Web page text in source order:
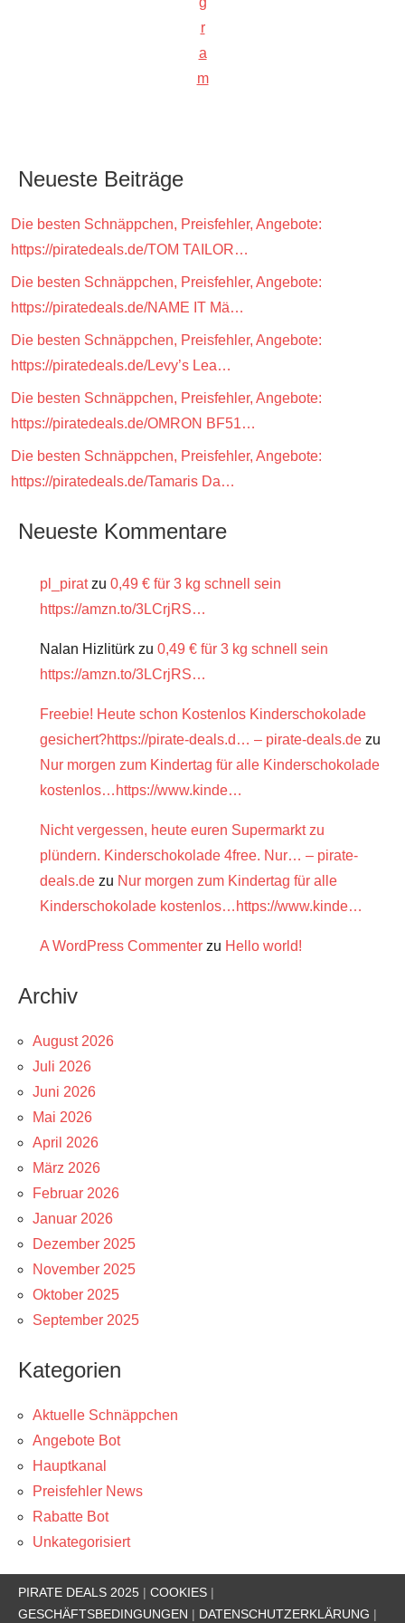
r
a
m
Neueste Beiträge
Die besten Schnäppchen, Preisfehler, Angebote:
https://piratedeals.de/TOM TAILOR…
Die besten Schnäppchen, Preisfehler, Angebote:
https://piratedeals.de/NAME IT Mä…
Die besten Schnäppchen, Preisfehler, Angebote:
https://piratedeals.de/Levy’s Lea…
Die besten Schnäppchen, Preisfehler, Angebote:
https://piratedeals.de/OMRON BF51…
Die besten Schnäppchen, Preisfehler, Angebote:
https://piratedeals.de/Tamaris Da…
Neueste Kommentare
pl_piratzu 0,49 € für 3 kg schnell sein
https://amzn.to/3LCrjRS…
Nalan Hizlitürk zu 0,49 € für 3 kg schnell sein
https://amzn.to/3LCrjRS…
Freebie! Heute schon Kostenlos Kinderschokolade
gesichert?https://pirate-deals.d… – pirate-deals.de zu
Nur morgen zum Kindertag für alle Kinderschokolade
kostenlos…https://www.kinde…
Nicht vergessen, heute euren Supermarkt zu
plündern. Kinderschokolade 4free. Nur… – pirate-
deals.de zu Nur morgen zum Kindertag für alle
Kinderschokolade kostenlos…https://www.kinde…
A WordPress Commenter zu Hello world!
Archiv
August 2026
Juli 2026
Juni 2026
Mai 2026
April 2026
März 2026
Februar 2026
Januar 2026
Dezember 2025
November 2025
Oktober 2025
September 2025
Kategorien
Aktuelle Schnäppchen
Angebote Bot
Hauptkanal
Preisfehler News
Rabatte Bot
Unkategorisiert
PIRATE DEALS 2025 | COOKIES |
GESCHÄFTSBEDINGUNGEN | DATENSCHUTZERKLÄRUNG |